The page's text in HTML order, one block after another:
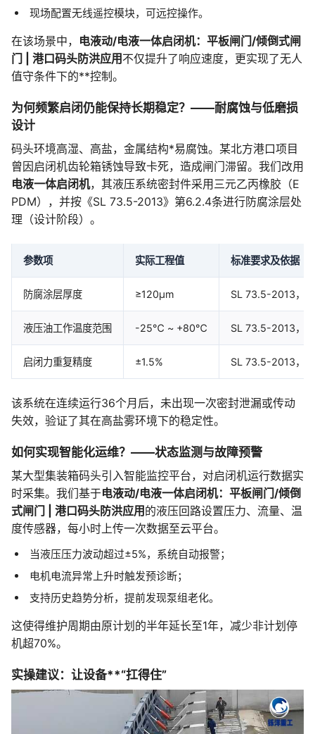
现场配置无线遥控模块，可远控操作。
在该场景中， 电液动/电液一体启闭机：平板闸门/倾倒式闸
门 | 港口码头防洪应用 不仅提升了响应速度，更实现了无人
值守条件下的**控制。
为何频繁启闭仍能保持长期稳定？——耐腐蚀与低磨损
设计
码头环境高湿、高盐，金属结构*易腐蚀。某北方港口项目
曾因启闭机齿轮箱锈蚀导致卡死，造成闸门滞留。我们改用
电液一体启闭机，其液压系统密封件采用三元乙丙橡胶（E
PDM），并按《SL 73.5-2013》第6.2.4条进行防腐涂层处
理（设计阶段）。
参数项 实际工程值 标准要求及依据
防腐涂层厚度 ≥120μm SL 73.5-2013，
液压油工作温度范围 -25℃ ~ +80℃ SL 73.5-2013，
启闭力重复精度 ±1.5% SL 73.5-2013，
该系统在连续运行36个月后，未出现一次密封泄漏或传动
失效，验证了其在高盐雾环境下的稳定性。
如何实现智能化运维？——状态监测与故障预警
某大型集装箱码头引入智能监控平台，对启闭机运行数据实
时采集。我们基于电液动/电液一体启闭机：平板闸门/倾倒
式闸门 | 港口码头防洪应用的液压回路设置压力、流量、温
度传感器，每小时上传一次数据至云平台。
当液压压力波动超过±5%，系统自动报警；
电机电流异常上升时触发预诊断；
支持历史趋势分析，提前发现泵组老化。
这使得维护周期由原计划的半年延长至1年，减少非计划停
机超70%。
实操建议：让设备**“扛得住”